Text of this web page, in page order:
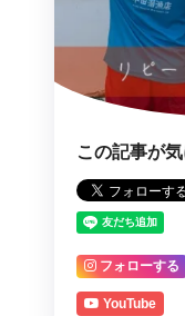
この記事が
フォローする
YouTube